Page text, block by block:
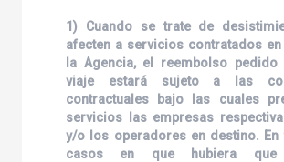
1) Cuando se trate de
afecten a servicios contratados
la Agencia, el reembolso pedido
viaje estará sujeto a las
contractuales bajo las cuales
servicios las empresas
y/o los operadores en destino.
casos en que hubiera que